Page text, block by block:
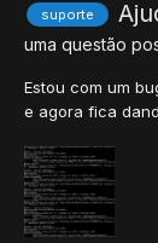
suporte
uma questão
Estou com um
e agora fica